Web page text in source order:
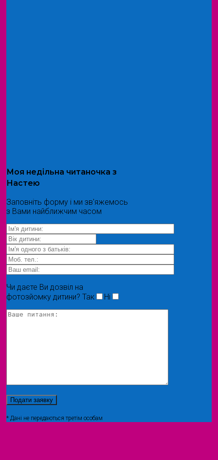
Моя недільна читаночка з
Настею
Заповніть форму і ми зв'яжемось
з Вами найближчим часом
Чи даєте Ви дозвіл на
фотозйомку дитини? Так Ні
* Дані не передаються третім особам